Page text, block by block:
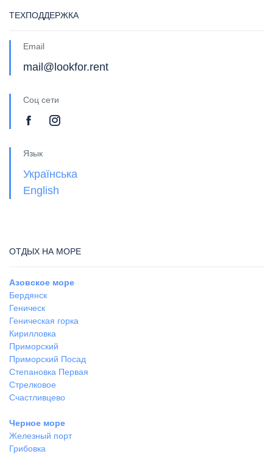
ТЕХПОДДЕРЖКА
Email
mail@lookfor.rent
Соц сети
Язык
Українська
English
ОТДЫХ НА МОРЕ
Азовское море
Бердянск
Геническ
Геническая горка
Кирилловка
Приморский
Приморский Посад
Степановка Первая
Стрелковое
Счастливцево
Черное море
Железный порт
Грибовка